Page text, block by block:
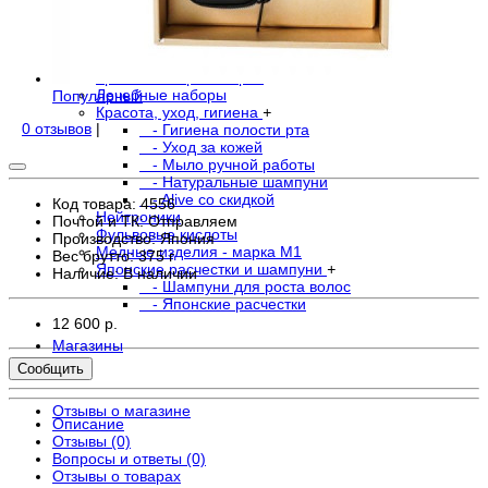
- В свечах
- Водорастворимая форма
- Крема
Лечебные наборы
Красота, уход, гигиена +
- Гигиена полости рта
- Уход за кожей
- Мыло ручной работы
- Натуральные шампуни
- Alive со скидкой
Нейтроники
Фульвовые кислоты
Медные изделия - марка М1
Японские расчестки и шампуни +
- Шампуни для роста волос
- Японские расчестки
Магазины
Отзывы о магазине
Отзывы о товарах
Популярный
0 отзывов |
Код товара: 4556
Почтой и ТК: Отправляем
Производство: Япония
Вес брутто: 375 г
Наличие:В наличии
12 600 р.
Сообщить
Описание
Отзывы (0)
Вопросы и ответы (0)